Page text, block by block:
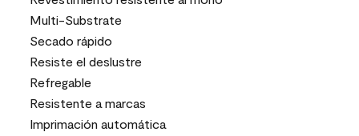
Multi-Substrate
Secado rápido
Resiste el deslustre
Refregable
Resistente a marcas
Imprimación automática